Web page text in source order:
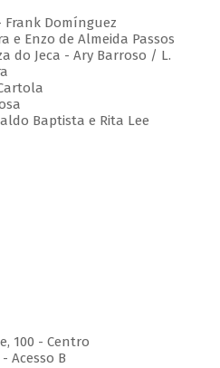
Frank Domínguez
e Enzo de Almeida Passos
do Jeca - Ary Barroso / L.
Baptista e Rita Lee
100 - Centro
Acesso B